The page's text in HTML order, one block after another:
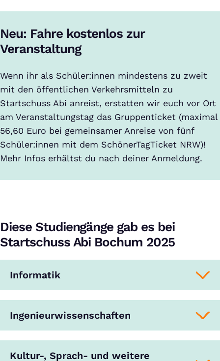
Neu: Fahre kostenlos zur
Veranstaltung
Wenn ihr als Schüler:innen mindestens zu zweit
mit den öffentlichen Verkehrsmitteln zu
Startschuss Abi anreist, erstatten wir euch vor Ort
am Veranstaltungstag das Gruppenticket (maximal
56,60 Euro bei gemeinsamer Anreise von fünf
Schüler:innen mit dem SchönerTagTicket NRW)!
Mehr Infos erhältst du nach deiner Anmeldung.
Diese Studiengänge gab es bei
Startschuss Abi Bochum 2025
Informatik
Ingenieurwissenschaften
Kultur-, Sprach- und weitere